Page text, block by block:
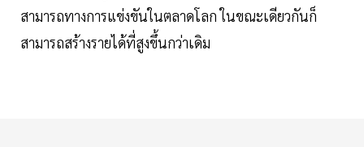
สามารถทางการแข่งขันในตลาดโลก ในขณะเดียวกันก็
สามารถสร้างรายได้ที่สูงขึ้นกว่าเดิม